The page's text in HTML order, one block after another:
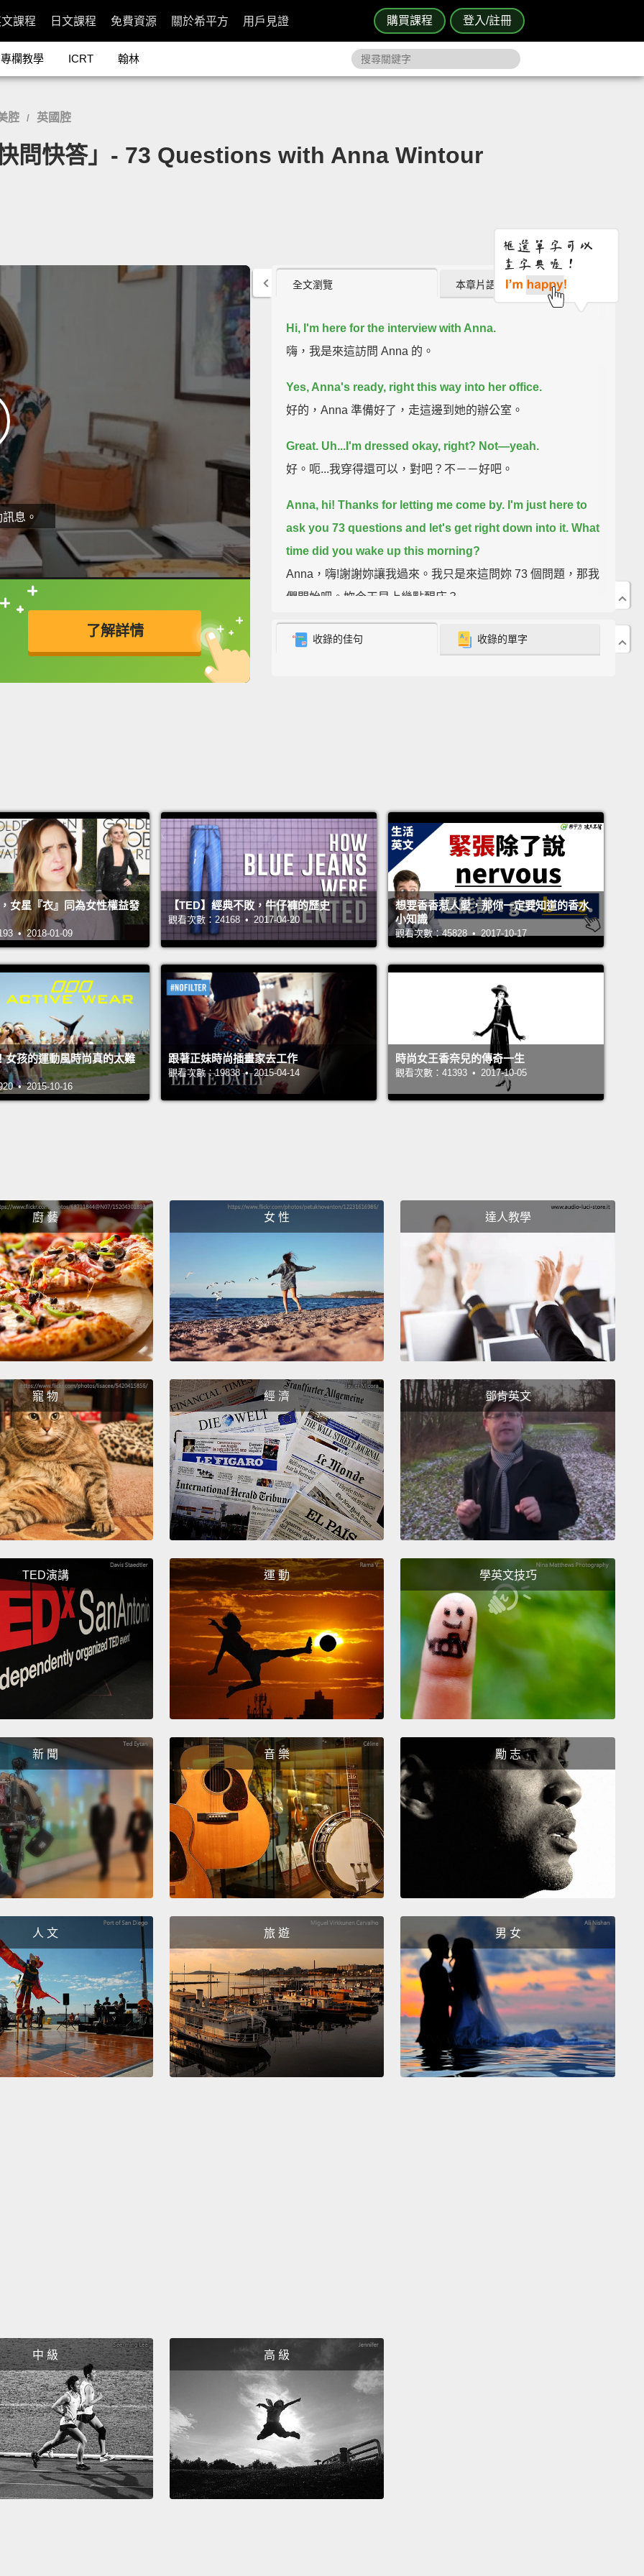
購買課程 登入/註冊
課程 日文課程 免費資源 關於希平方 用戶見證
專欄教學 ICRT 翰林
腔 / 英國腔
問快答」- 73 Questions with Anna Wintour
息。
了解詳情
接查字典喔！
英
全文瀏覽 本章片語 (2)
Hi, I'm here for the interview with Anna.
嗨，我是來這訪問 Anna 的。
Yes, Anna's ready, right this way into her office.
好的，Anna 準備好了，走這邊到她的辦公室。
Great. Uh...I'm dressed okay, right? Not—yeah.
好。呃...我穿得還可以，對吧？不－－好吧。
Anna, hi! Thanks for letting me come by. I'm just here to
ask you 73 questions and let's get right down into it. What
time did you wake up this morning?
Anna，嗨!謝謝妳讓我過來。我只是來這問妳 73 個問題，那我
們開始吧。妳今天早上幾點醒床？
Five o'clock.
How long have you been in this office for?
妳在這間辦公室多久了？
Forever.
一輩子。
What's one of your favorite things in this office?
這間辦公室裡妳最喜歡的其中一樣東西是什麼？
My Clarice Cliff collection.
我的 Clarice Cliff 收藏。
What's one thing in this office you've had the longest?
這間辦公室裡妳擁有最久的東西是什麼？
The desk.
你可以寫下妳希望大家別再用的一個時尚字眼嗎？
Of course.
可以。
Thank you. Journey!
Huh!
謝謝。旅程!嗯哼!
Anna. Here are the clothes for the December lead, what
Anna。這裡是給 12 月號主角穿的衣服，妳覺得呢？
Virginia, where's the color?
Virginia，怎麼沒有其他顏色？
Good point.
說得好。
妳戴很久了的飾品是什麼？
My necklaces.
我的項鍊。
What is an item of clothing you've had the longest?
妳擁有最久的服飾品是什麼？
我不記得。
Do you have a favorite family heirloom?
妳有最喜歡的家族傳家寶嗎？
My memories.
我的回憶。
speakerphone?
Anna，de la Renta 先生想要透過擴音器問妳一些事？
Certainly.
沒問題。
Anna, I want to know what is your favorite type of flower?
Anna，我想知道妳最喜歡的花是哪種？
What is your favorite season in New York City?
妳最喜歡紐約市的什麼季節？
Spring.
春天。
Uptown or downtown?
上城還是下城？
收錄的佳句 收錄的單字
女星『衣』同為女性權益發
• 2018-01-09
【TED】經典不敗，牛仔褲的歷史
觀看次數：24168 • 2017-04-20
想要香香惹人愛，那你一定要知道的香水
小知識
觀看次數：45828 • 2017-10-17
女孩的運動風時尚真的太難
• 2015-10-16
跟著正妹時尚插畫家去工作
觀看次數：19838 • 2015-04-14
時尚女王香奈兒的傳奇一生
觀看次數：41393 • 2017-10-05
廚 藝 女 性 達人教學
寵 物 經 濟 鄧肯英文
TED演講 運 動 學英文技巧
新 聞 音 樂 勵 志
人 文 旅 遊 男 女
中 級 高 級